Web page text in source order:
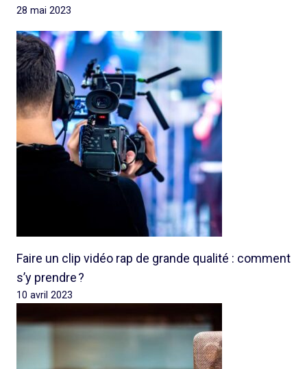
28 mai 2023
Faire un clip vidéo rap de grande qualité : comment
s’y prendre ?
10 avril 2023